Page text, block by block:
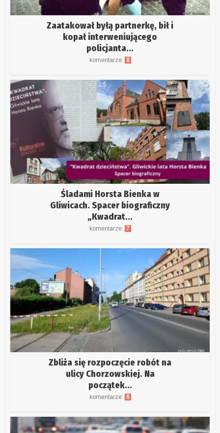
Zaatakował byłą partnerkę, bił i
kopał interweniującego
policjanta...
komentarze: 8
Śladami Horsta Bienka w
Gliwicach. Spacer biograficzny
„Kwadrat...
komentarze: 7
Zbliża się rozpoczęcie robót na
ulicy Chorzowskiej. Na
początek...
komentarze: 6